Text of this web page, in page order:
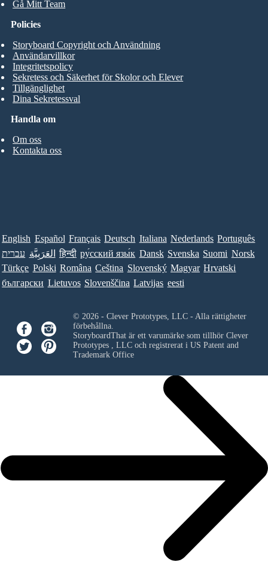
Gå Mitt Team
Handla om
Om oss
Kontakta oss
Policies
Storyboard Copyright och Användning
Användarvillkor
Integritetspolicy
Sekretess och Säkerhet för Skolor och Elever
Tillgänglighet
Dina Sekretessval
English Español Français Deutsch Italiana Nederlands Português
עברית العَرَبِيَّة हिन्दी ру́сский язы́к Dansk Svenska Suomi Norsk
Türkçe Polski Româna Ceština Slovenský Magyar Hrvatski
български Lietuvos Slovenščina Latvijas eesti
© 2026 - Clever Prototypes, LLC - Alla rättigheter
förbehållna.
StoryboardThat är ett varumärke som tillhör Clever
Prototypes , LLCoch registrerat i US Patent and
Trademark Office